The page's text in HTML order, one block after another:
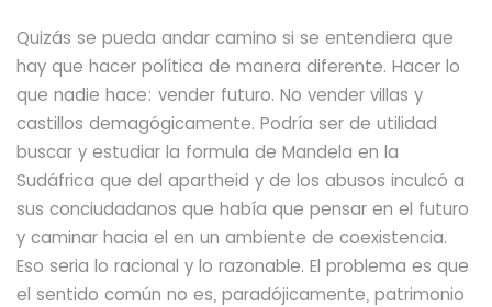
Quizás se pueda andar camino si se entendiera que
hay que hacer política de manera diferente. Hacer lo
que nadie hace: vender futuro. No vender villas y
castillos demagógicamente. Podría ser de utilidad
buscar y estudiar la formula de Mandela en la
Sudáfrica que del apartheid y de los abusos inculcó a
sus conciudadanos que había que pensar en el futuro
y caminar hacia el en un ambiente de coexistencia.
Eso seria lo racional y lo razonable. El problema es que
el sentido común no es, paradójicamente, patrimonio